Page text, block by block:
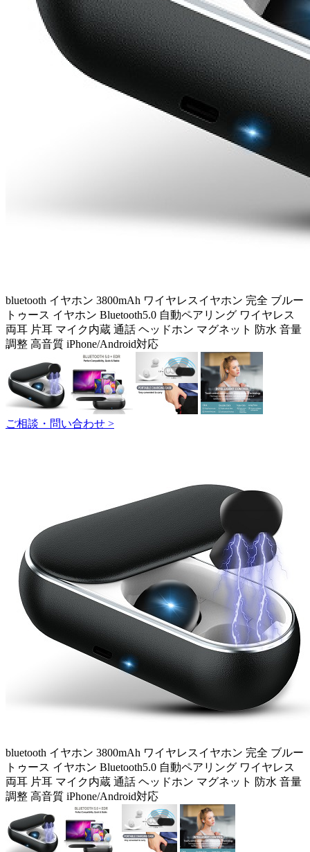
bluetooth イヤホン 3800mAh ワイヤレスイヤホン 完全 ブルー
トゥース イヤホン Bluetooth5.0 自動ペアリング ワイヤレス
両耳 片耳 マイク内蔵 通話 ヘッドホン マグネット 防水 音量
調整 高音質 iPhone/Android対応
ご相談・問い合わせ >
bluetooth イヤホン 3800mAh ワイヤレスイヤホン 完全 ブルー
トゥース イヤホン Bluetooth5.0 自動ペアリング ワイヤレス
両耳 片耳 マイク内蔵 通話 ヘッドホン マグネット 防水 音量
調整 高音質 iPhone/Android対応